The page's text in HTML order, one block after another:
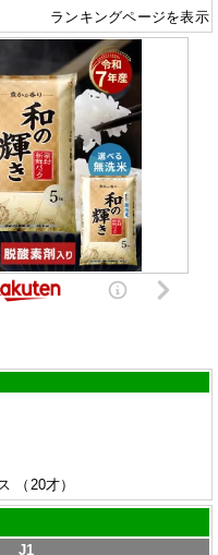
ランキングページを表示
（20才）
J1